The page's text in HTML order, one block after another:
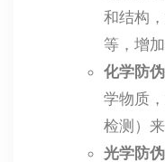
和结构
等，增
化学防伪
学物质
检测）
光学防伪